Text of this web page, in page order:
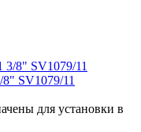
SV1079/11
для установки в